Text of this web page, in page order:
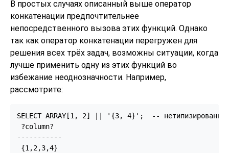
В простых случаях описанный выше оператор
конкатенации предпочтительнее
непосредственного вызова этих функций. Однако
так как оператор конкатенации перегружен для
решения всех трёх задач, возможны ситуации, когда
лучше применить одну из этих функций во
избежание неоднозначности. Например,
рассмотрите:
SELECT ARRAY[1, 2] || '{3, 4}';  -- нетипизированная
?column?
-----------
{1,2,3,4}